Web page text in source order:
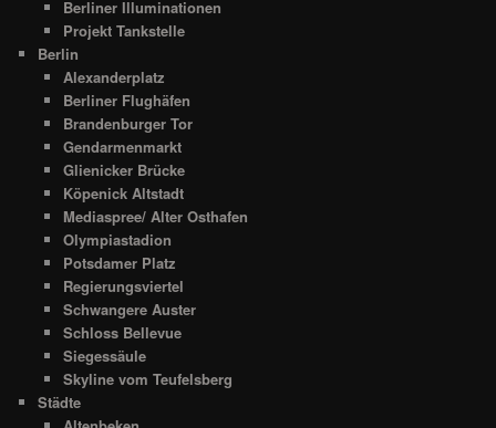
Berliner Illuminationen
Projekt Tankstelle
Berlin
Alexanderplatz
Berliner Flughäfen
Brandenburger Tor
Gendarmenmarkt
Glienicker Brücke
Köpenick Altstadt
Mediaspree/ Alter Osthafen
Olympiastadion
Potsdamer Platz
Regierungsviertel
Schwangere Auster
Schloss Bellevue
Siegessäule
Skyline vom Teufelsberg
Städte